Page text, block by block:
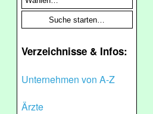
Verzeichnisse & Infos:
Unternehmen von A-Z
Ärzte